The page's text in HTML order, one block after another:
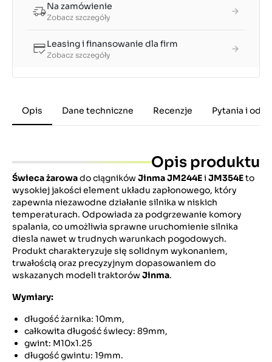
Na zamówienie
Zobacz szczegóły
Leasing i finansowanie dla firm
Zobacz szczegóły
Opis Dane techniczne Recenzje Pytania i
Opis produktu
Świeca żarowado ciągnikówJinma JM244Ei JM354Eto
wysokiej jakości element układu zapłonowego, który
zapewnia niezawodne działanie silnika w niskich
temperaturach. Odpowiada za podgrzewanie komory
spalania, co umożliwia sprawne uruchomienie silnika
diesla nawet w trudnych warunkach pogodowych.
Produkt charakteryzuje się solidnym wykonaniem,
trwałością oraz precyzyjnym dopasowaniem do
wskazanych modeli traktorówJinma.
Wymiary:
długość żarnika: 10mm,
całkowita długość świecy: 89mm,
gwint: M10x1.25
długość gwintu: 19mm.